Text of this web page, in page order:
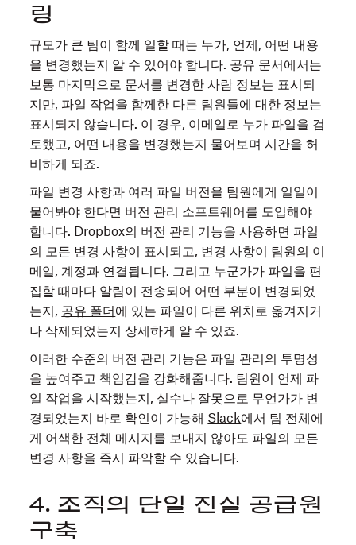
링
규모가 큰 팀이 함께 일할 때는 누가, 언제, 어떤 내용
을 변경했는지 알 수 있어야 합니다. 공유 문서에서는
보통 마지막으로 문서를 변경한 사람 정보는 표시되
지만, 파일 작업을 함께한 다른 팀원들에 대한 정보는
표시되지 않습니다. 이 경우, 이메일로 누가 파일을 검
토했고, 어떤 내용을 변경했는지 물어보며 시간을 허
비하게 되죠.
파일 변경 사항과 여러 파일 버전을 팀원에게 일일이
물어봐야 한다면 버전 관리 소프트웨어를 도입해야
합니다. Dropbox의 버전 관리 기능을 사용하면 파일
의 모든 변경 사항이 표시되고, 변경 사항이 팀원의 이
메일, 계정과 연결됩니다. 그리고 누군가가 파일을 편
집할 때마다 알림이 전송되어 어떤 부분이 변경되었
는지, 공유 폴더에 있는 파일이 다른 위치로 옮겨지거
나 삭제되었는지 상세하게 알 수 있죠.
이러한 수준의 버전 관리 기능은 파일 관리의 투명성
을 높여주고 책임감을 강화해줍니다. 팀원이 언제 파
일 작업을 시작했는지, 실수나 잘못으로 무언가가 변
경되었는지 바로 확인이 가능해 Slack에서 팀 전체에
게 어색한 전체 메시지를 보내지 않아도 파일의 모든
변경 사항을 즉시 파악할 수 있습니다.
4. 조직의 단일 진실 공급원
구축